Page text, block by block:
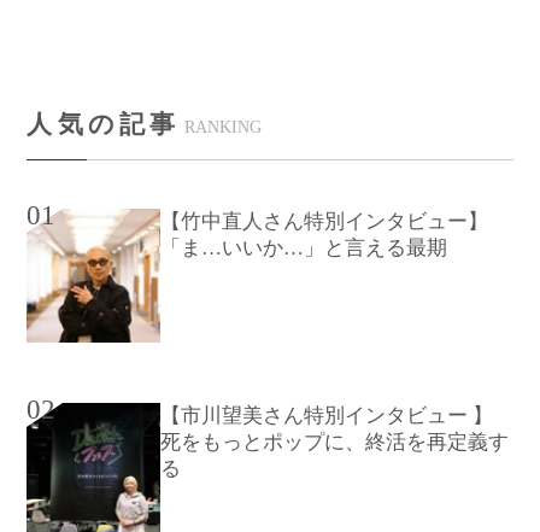
人気の記事 RANKING
01
【竹中直人さん特別インタビュー】
「ま…いいか…」と言える最期
02
【市川望美さん特別インタビュー 】
死をもっとポップに、終活を再定義す
る